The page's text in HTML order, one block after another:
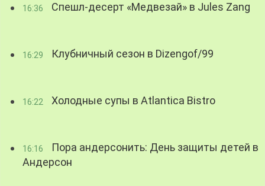
16:36 Спешл-десерт «Медвезай» в Jules Zang
16:29 Клубничный сезон в Dizengof/99
16:22 Холодные супы в Atlantica Bistro
16:16
Пора андерсонить: День защиты детей в
Андерсон